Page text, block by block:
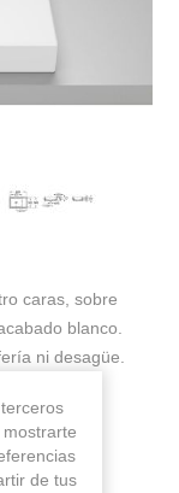
caras, sobre
blanco.
ni desagüe.
de tus